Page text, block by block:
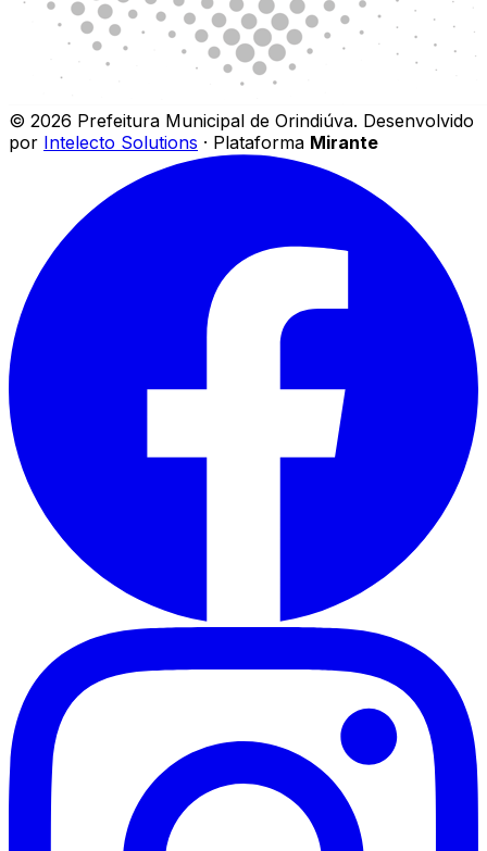
© 2026 Prefeitura Municipal de Orindiúva. Desenvolvido
por Intelecto Solutions · Plataforma Mirante